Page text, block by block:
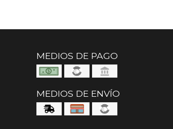
MEDIOS DE PAGO
MEDIOS DE ENVÍO